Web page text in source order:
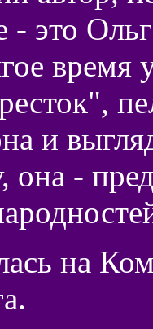
- это
время
и
-
на